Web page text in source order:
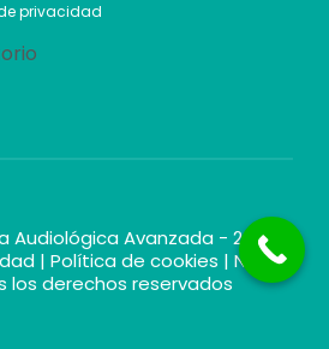
privacidad
Avanzada - 2026 |
| Política de cookies | Nota
los derechos reservados